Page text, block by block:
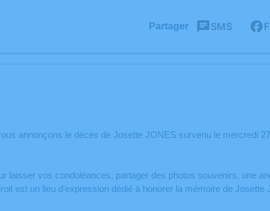
Partager SMS
annonçons le décès de Josette JONES survenu le mercredi
laisser vos condoléances, partager des photos souvenirs, une
est un lieu d'expression dédié à honorer la mémoire de Josette